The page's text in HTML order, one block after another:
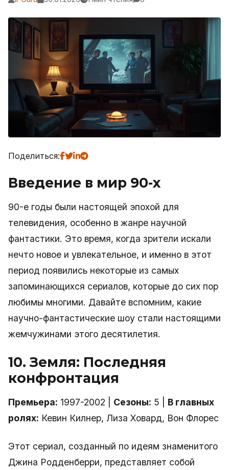
Поделиться:
Введение в мир 90-х
90-е годы были настоящей эпохой для
телевидения, особенно в жанре научной
фантастики. Это время, когда зрители искали
нечто новое и увлекательное, и именно в этот
период появились некоторые из самых
запоминающихся сериалов, которые до сих пор
любимы многими. Давайте вспомним, какие
научно-фантастические шоу стали настоящими
жемчужинами этого десятилетия.
10. Земля: Последняя
конфронтация
Премьера: 1997-2002 | Сезоны: 5 | В главных
ролях: Кевин Килнер, Лиза Ховард, Вон Флорес
Этот сериал, созданный по идеям знаменитого
Джина Родденберри, представляет собой